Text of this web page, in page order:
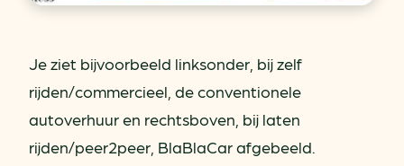
Je ziet bijvoorbeeld linksonder, bij zelf
rijden/commercieel, de conventionele
autoverhuur en rechtsboven, bij laten
rijden/peer2peer, BlaBlaCar afgebeeld.